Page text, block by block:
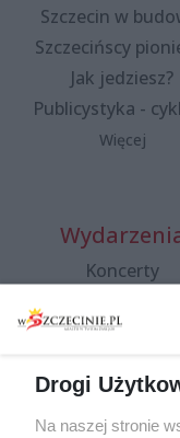
Szczecin w
Szczecińscy
Jak jedziesz?
Publicystyka -
Więcej
Koncerty
Spacery i
targi
Wernisaże
Drogi
Na naszej stronie